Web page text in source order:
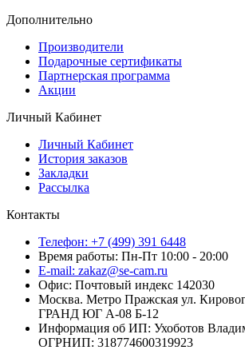
Дополнительно
Производители
Подарочные сертификаты
Партнерская программа
Акции
Личный Кабинет
Личный Кабинет
История заказов
Закладки
Рассылка
Контакты
Телефон: +7 (499) 391 6448
Время работы: Пн-Пт 10:00 - 20:00
E-mail: zakaz@se-cam.ru
Офис: Почтовый индекс 142030
Москва. Метро Пражская ул.
ГРАНД ЮГ А-08 Б-12
Информация об ИП: Ухоботов
ОГРНИП: 318774600319923